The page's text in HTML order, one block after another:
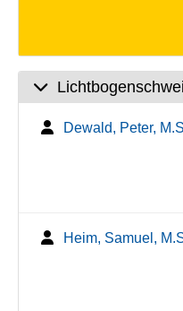
Dewald, Peter,
Heim, Samuel,